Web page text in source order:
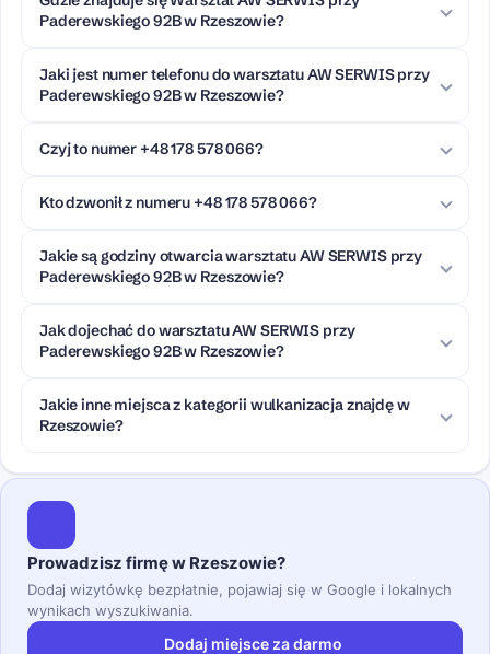
Paderewskiego 92B w Rzeszowie?
Jaki jest numer telefonu do warsztatu AW SERWIS przy
Paderewskiego 92B w Rzeszowie?
Czyj to numer +48 178 578 066?
Kto dzwonił z numeru +48 178 578 066?
Jakie są godziny otwarcia warsztatu AW SERWIS przy
Paderewskiego 92B w Rzeszowie?
Jak dojechać do warsztatu AW SERWIS przy
Paderewskiego 92B w Rzeszowie?
Jakie inne miejsca z kategorii wulkanizacja znajdę w
Rzeszowie?
Prowadzisz firmę w Rzeszowie?
Dodaj wizytówkę bezpłatnie, pojawiaj się w Google i lokalnych
wynikach wyszukiwania.
Dodaj miejsce za darmo